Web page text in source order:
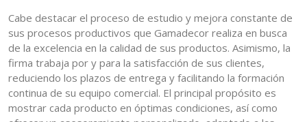
Cabe destacar el proceso de estudio y mejora constante de
sus procesos productivos que Gamadecor realiza en busca
de la excelencia en la calidad de sus productos. Asimismo, la
firma trabaja por y para la satisfacción de sus clientes,
reduciendo los plazos de entrega y facilitando la formación
continua de su equipo comercial. El principal propósito es
mostrar cada producto en óptimas condiciones, así como